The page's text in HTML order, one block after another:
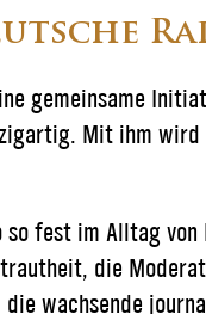
gemeinsame
Mit ihm
fest im Alltag
die
wachsende